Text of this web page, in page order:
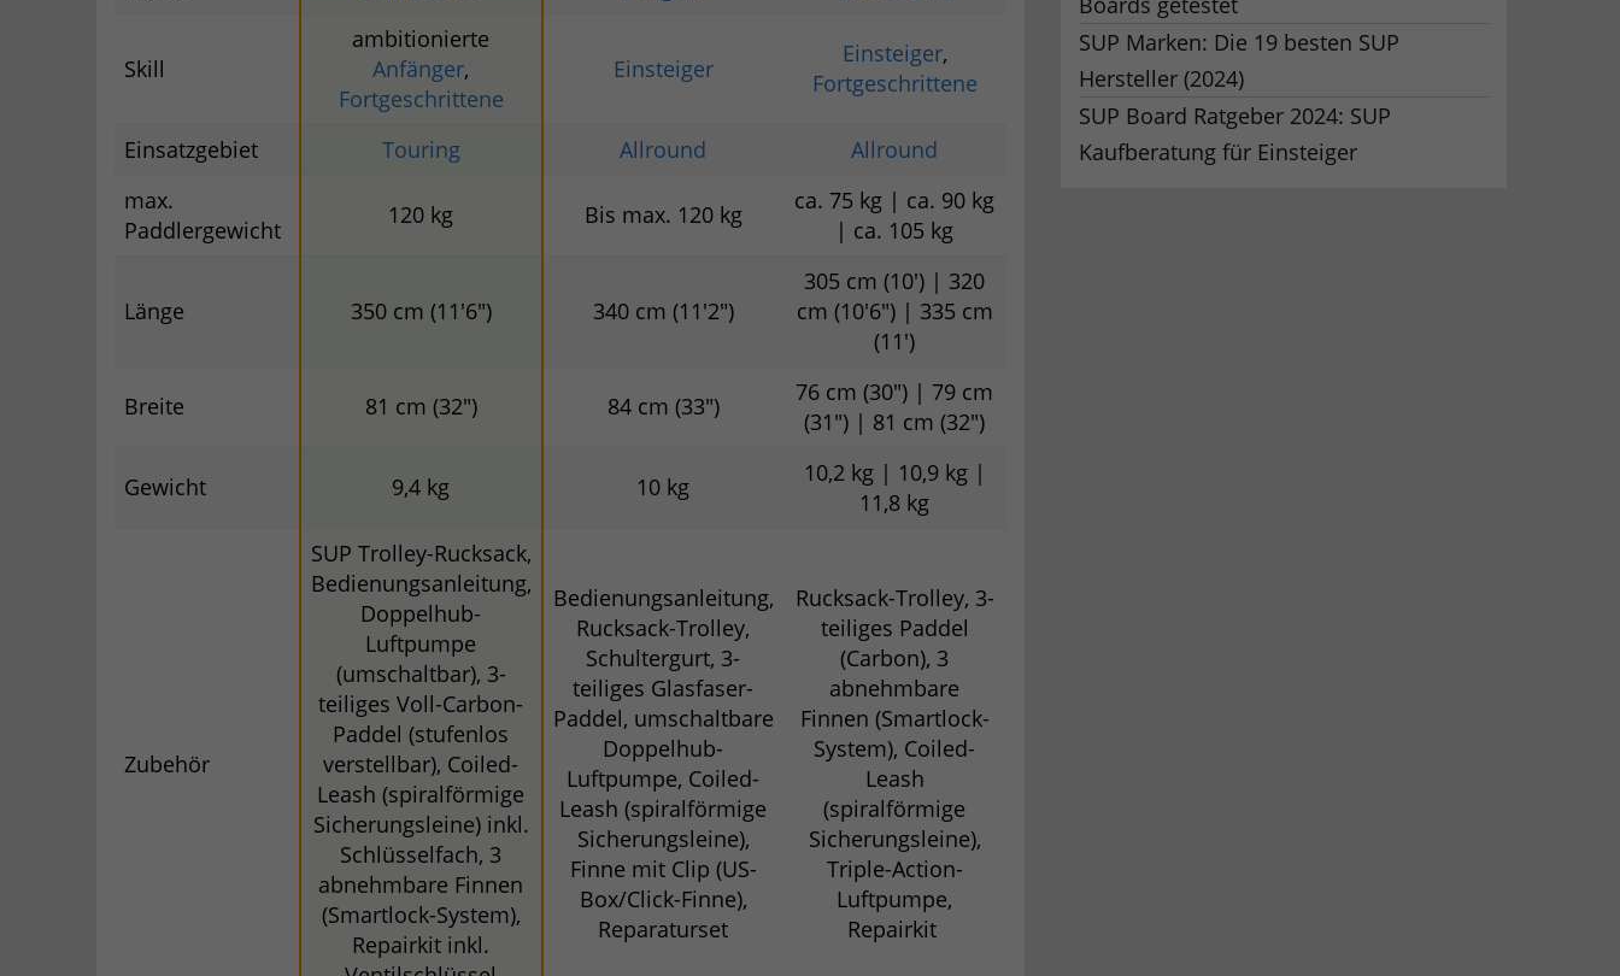
Skill
ambitionierte
Anfänger,
Fortgeschrittene
Einsteiger
Einsteiger,
Fortgeschrittene
Einsatzgebiet Touring Allround
Allround
max.
Paddlergewicht
120 kg Bis max. 120 kg
ca. 75 kg | ca. 90 kg
| ca. 105 kg
Länge 350 cm (11'6") 340 cm (11'2")
305 cm (10') | 320
cm (10'6") | 335 cm
(11')
Breite 81 cm (32") 84 cm (33")
76 cm (30") | 79 cm
(31") | 81 cm (32")
Gewicht 9,4 kg 10 kg
10,2 kg | 10,9 kg |
11,8 kg
Zubehör
SUP Trolley-Rucksack,
Bedienungsanleitung,
Doppelhub-
Luftpumpe
(umschaltbar), 3-
teiliges Voll-Carbon-
Paddel (stufenlos
verstellbar), Coiled-
Leash (spiralförmige
Sicherungsleine) inkl.
Schlüsselfach, 3
abnehmbare Finnen
(Smartlock-System),
Repairkit inkl.
Bedienungsanleitung,
Rucksack-Trolley,
Schultergurt, 3-
teiliges Glasfaser-
Paddel, umschaltbare
Doppelhub-
Luftpumpe, Coiled-
Leash (spiralförmige
Sicherungsleine),
Finne mit Clip (US-
Box/Click-Finne),
Reparaturset
Rucksack-Trolley, 3-
teiliges Paddel
(Carbon), 3
abnehmbare
Finnen (Smartlock-
System), Coiled-
Leash
(spiralförmige
Sicherungsleine),
Triple-Action-
Luftpumpe,
Repairkit
SUP Marken: Die 19 besten SUP
Hersteller (2024)
SUP Board Ratgeber 2024: SUP
Kaufberatung für Einsteiger